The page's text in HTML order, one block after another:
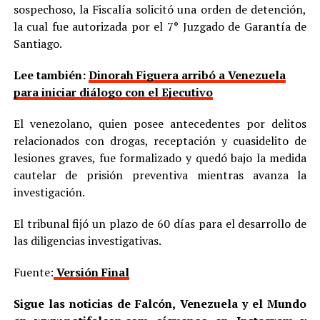
sospechoso, la Fiscalía solicitó una orden de detención,
la cual fue autorizada por el 7° Juzgado de Garantía de
Santiago.
Lee también:Dinorah Figuera arribó a Venezuela
para iniciar diálogo con el Ejecutivo
El venezolano, quien posee antecedentes por delitos
relacionados con drogas, receptación y cuasidelito de
lesiones graves, fue formalizado y quedó bajo la medida
cautelar de prisión preventiva mientras avanza la
investigación.
El tribunal fijó un plazo de 60 días para el desarrollo de
las diligencias investigativas.
Fuente: Versión Final
Sigue las noticias de Falcón, Venezuela y el Mundo